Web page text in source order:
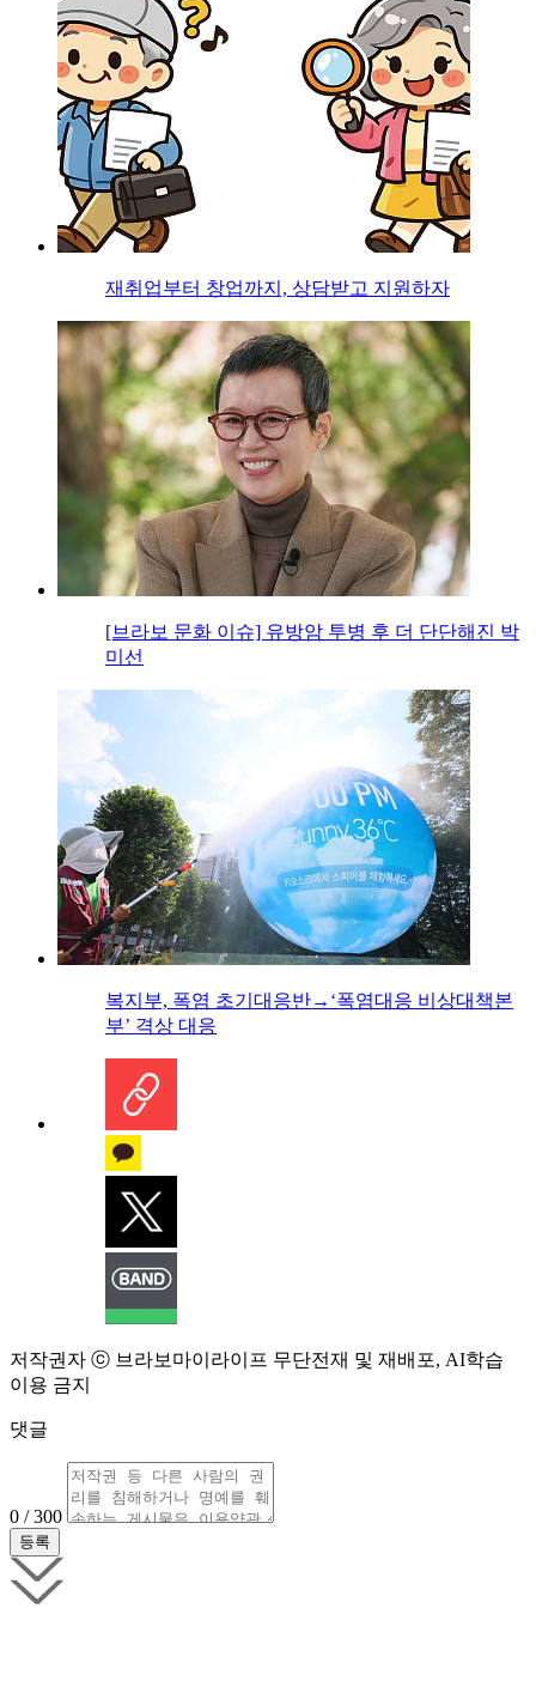
재취업부터 창업까지, 상담받고 지원하자
[브라보 문화 이슈] 유방암 투병 후 더 단단해진 박
미선
복지부, 폭염 초기대응반→‘폭염대응 비상대책본
부’ 격상 대응
저작권자 ⓒ 브라보마이라이프 무단전재 및 재배포, AI학습
이용 금지
댓글
0 / 300